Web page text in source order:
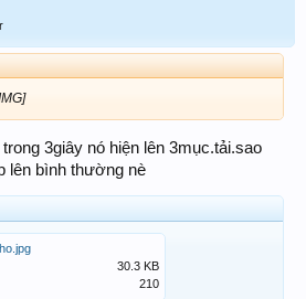
3giây nó hiện lên 3mục.tải.sao
lên bình thường nè
30.3 KB
210